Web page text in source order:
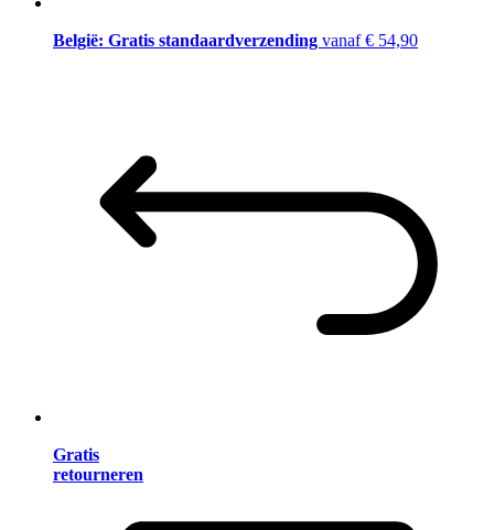
België: Gratis standaardverzending vanaf € 54,90
Gratis
retourneren